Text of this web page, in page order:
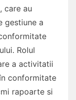
care au
gestiune a
Rolul
a activitatii
conformitate
rapoarte si